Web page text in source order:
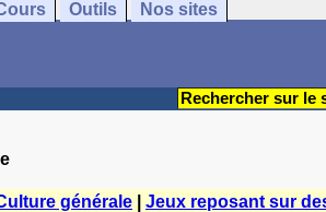
Outils Nos sites
générale Jeux reposant sur